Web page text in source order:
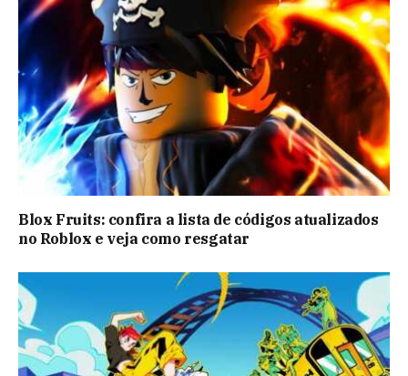
Blox Fruits: confira a lista de códigos atualizados
no Roblox e veja como resgatar